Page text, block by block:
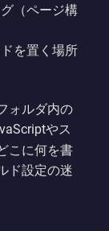
（ページ構
を置く場所
ォルダ内の
やス
こに何を書
ド設定の迷